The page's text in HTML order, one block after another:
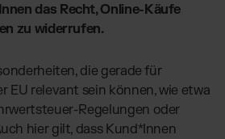
das Recht, Online-Käufe
zu widerrufen.
die gerade für
EU relevant sein können, wie etwa
Regelungen oder
hier gilt, dass Kund*Innen